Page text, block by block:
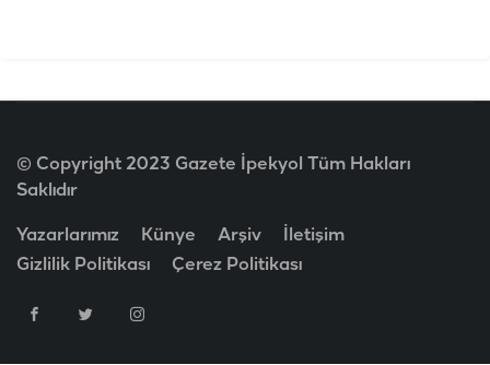
© Copyright 2023 Gazete İpekyol Tüm Hakları
Saklıdır
Yazarlarımız Künye Arşiv
İletişim
Gizlilik Politikası
Çerez Politikası